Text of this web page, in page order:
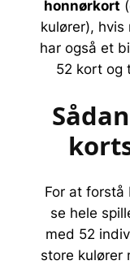
honnørkort
kulører),
har også et
52 kort og
For at
se hele
med 52
store kulører